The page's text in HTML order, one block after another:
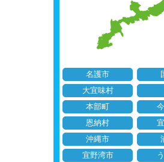
名護市
大宜味村
本部町
恩納村
沖縄市
宜野湾市